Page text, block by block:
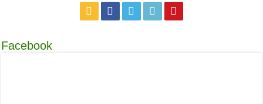
Facebook